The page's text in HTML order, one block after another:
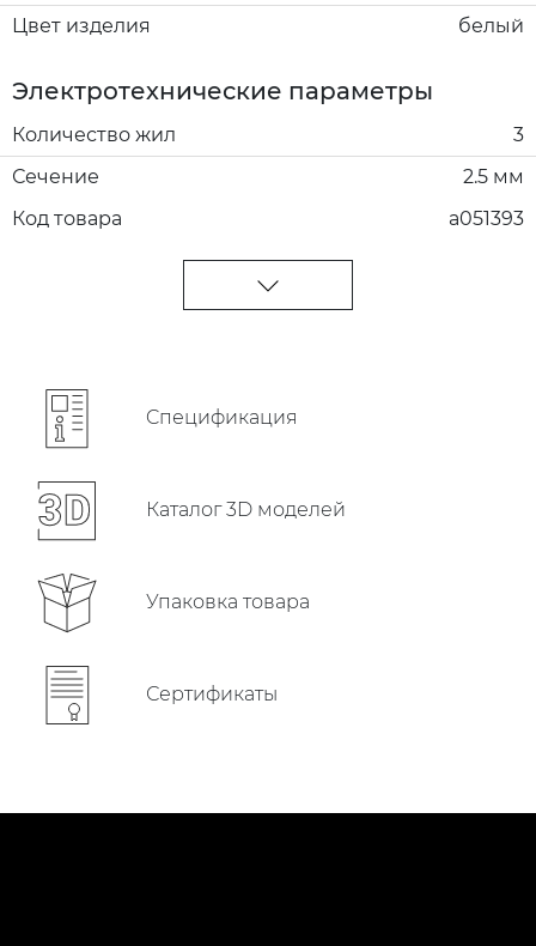
Цвет изделия белый
Электротехнические параметры
Количество жил
3
Сечение
2.5 мм
Код товара
a051393
Cпецификация
Каталог 3D моделей
Упаковка товара
Сертификаты